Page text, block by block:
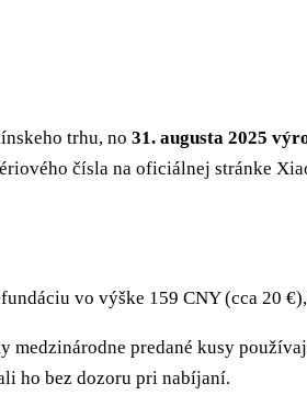
trhu, no 31. augusta 2025
čísla na oficiálnej stránke
vo výške 159 CNY (cca 20
medzinárodne predané kusy
ho bez dozoru pri nabíjaní.